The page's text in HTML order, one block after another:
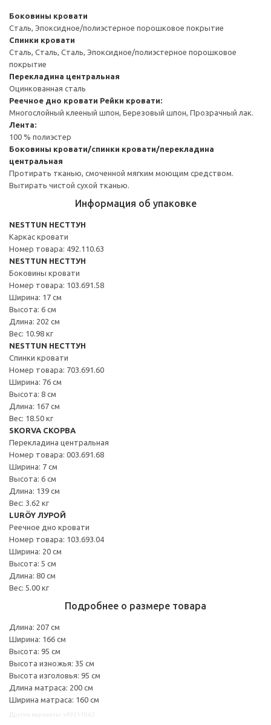
Боковины кровати
Сталь, Эпоксидное/полиэстерное порошковое покрытие
Спинки кровати
Сталь, Сталь, Сталь, Эпоксидное/полиэстерное порошковое
покрытие
Перекладина центральная
Оцинкованная сталь
Реечное дно кровати Рейки кровати:
Многослойный клееный шпон, Березовый шпон, Прозрачный лак.
Лента:
100 % полиэстер
Боковины кровати/спинки кровати/перекладина
центральная
Протирать тканью, смоченной мягким моющим средством.
Вытирать чистой сухой тканью.
Информация об упаковке
NESTTUN НЕСТТУН
Каркас кровати
Номер товара: 492.110.63
NESTTUN НЕСТТУН
Боковины кровати
Номер товара: 103.691.58
Ширина: 17 см
Высота: 6 см
Длина: 202 см
Вес: 10.98 кг
NESTTUN НЕСТТУН
Спинки кровати
Номер товара: 703.691.60
Ширина: 76 см
Высота: 8 см
Длина: 167 см
Вес: 18.50 кг
SKORVA СКОРВА
Перекладина центральная
Номер товара: 003.691.68
Ширина: 7 см
Высота: 6 см
Длина: 139 см
Вес: 3.62 кг
LURÖY ЛУРОЙ
Реечное дно кровати
Номер товара: 103.693.04
Ширина: 20 см
Высота: 5 см
Длина: 80 см
Вес: 5.00 кг
Подробнее о размере товара
Длина: 207 см
Ширина: 166 см
Высота: 95 см
Высота изножья: 35 см
Высота изголовья: 95 см
Длина матраса: 200 см
Ширина матраса: 160 см